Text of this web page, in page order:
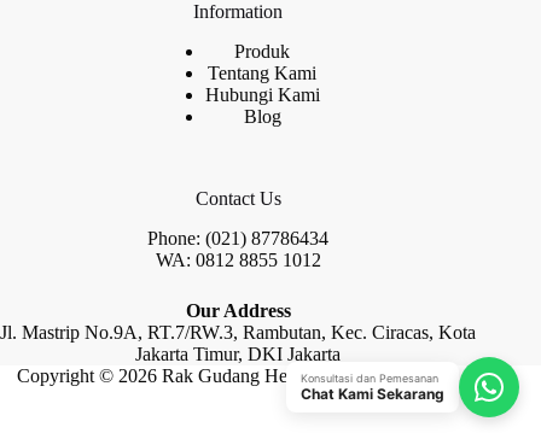
Information
Produk
Tentang Kami
Hubungi Kami
Blog
Contact Us
Phone: (021) 87786434
WA: 0812 8855 1012
Our Address
Jl. Mastrip No.9A, RT.7/RW.3, Rambutan, Kec. Ciracas, Kota
Jakarta Timur, DKI Jakarta
Copyright © 2026 Rak Gudang Heayy Duty by Raja Rak
Konsultasi dan Pemesanan
Chat Kami Sekarang